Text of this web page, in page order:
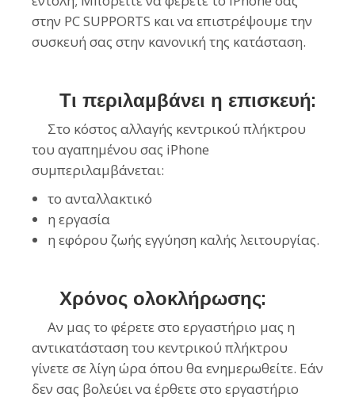
στην PC SUPPORTS και να επιστρέψουμε την
συσκευή σας στην κανονική της κατάσταση.
Τι περιλαμβάνει η επισκευή:
Στο κόστος αλλαγής κεντρικού πλήκτρου
του αγαπημένου σας iPhone
συμπεριλαμβάνεται:
το ανταλλακτικό
η εργασία
η εφόρου ζωής εγγύηση καλής λειτουργίας.
Χρόνος ολοκλήρωσης:
Αν μας το φέρετε στο εργαστήριο μας η
αντικατάσταση του κεντρικού πλήκτρου
γίνετε σε λίγη ώρα όπου θα ενημερωθείτε. Εάν
δεν σας βολεύει να έρθετε στο εργαστήριο